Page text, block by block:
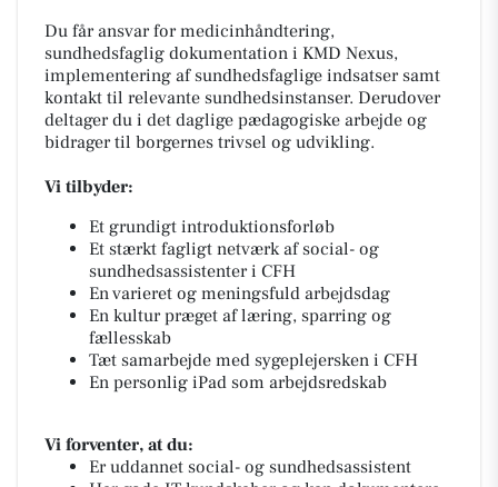
Du får ansvar for medicinhåndtering,
sundhedsfaglig dokumentation i KMD Nexus,
implementering af sundhedsfaglige indsatser samt
kontakt til relevante sundhedsinstanser. Derudover
deltager du i det daglige pædagogiske arbejde og
bidrager til borgernes trivsel og udvikling.
Vi tilbyder:
Et grundigt introduktionsforløb
Et stærkt fagligt netværk af social- og
sundhedsassistenter i CFH
En varieret og meningsfuld arbejdsdag
En kultur præget af læring, sparring og
fællesskab
Tæt samarbejde med sygeplejersken i CFH
En personlig iPad som arbejdsredskab
Vi forventer, at du:
Er uddannet social- og sundhedsassistent